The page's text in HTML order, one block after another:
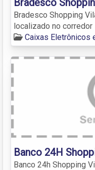
Bradesco Shopping
localizado no corredor
Caixas Eletrônicos
Banco 24H
Banco 24h Shopping